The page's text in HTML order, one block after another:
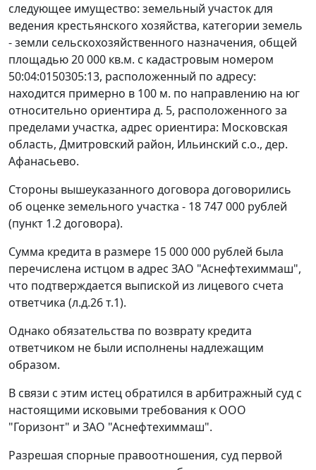
следующее имущество: земельный участок для
ведения крестьянского хозяйства, категории земель
- земли сельскохозяйственного назначения, общей
площадью 20 000 кв.м. с кадастровым номером
50:04:0150305:13, расположенный по адресу:
находится примерно в 100 м. по направлению на юг
относительно ориентира д. 5, расположенного за
пределами участка, адрес ориентира: Московская
область, Дмитровский район, Ильинский с.о., дер.
Афанасьево.
Стороны вышеуказанного договора договорились
об оценке земельного участка - 18 747 000 рублей
(пункт 1.2 договора).
Сумма кредита в размере 15 000 000 рублей была
перечислена истцом в адрес ЗАО "Аснефтехиммаш",
что подтверждается выпиской из лицевого счета
ответчика (л.д.26 т.1).
Однако обязательства по возврату кредита
ответчиком не были исполнены надлежащим
образом.
В связи с этим истец обратился в арбитражный суд с
настоящими исковыми требования к ООО
"Горизонт" и ЗАО "Аснефтехиммаш".
Разрешая спорные правоотношения, суд первой